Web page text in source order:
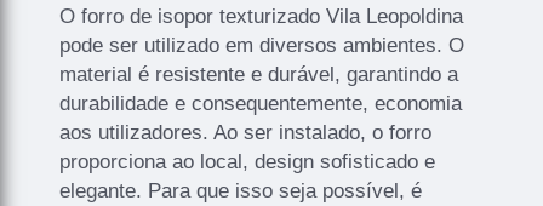
O forro de isopor texturizado Vila Leopoldina
pode ser utilizado em diversos ambientes. O
material é resistente e durável, garantindo a
durabilidade e consequentemente, economia
aos utilizadores. Ao ser instalado, o forro
proporciona ao local, design sofisticado e
elegante. Para que isso seja possível, é